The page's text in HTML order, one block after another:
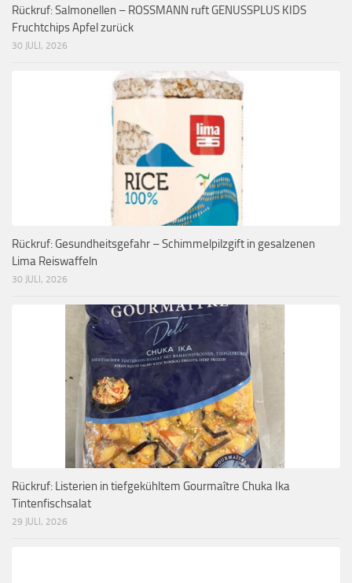
Rückruf: Salmonellen – ROSSMANN ruft GENUSSPLUS KIDS
Fruchtchips Apfel zurück
30 JULI, 2026
Rückruf: Gesundheitsgefahr – Schimmelpilzgift in gesalzenen
Lima Reiswaffeln
30 JULI, 2026
Rückruf: Listerien in tiefgekühltem Gourmaître Chuka Ika
Tintenfischsalat
29 JULI, 2026